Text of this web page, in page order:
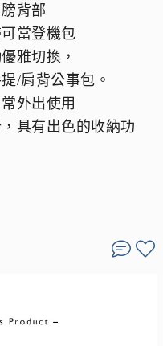
背部
當登機包
雅切換，
/肩背公事包。
外出使用
具有出色的收納功